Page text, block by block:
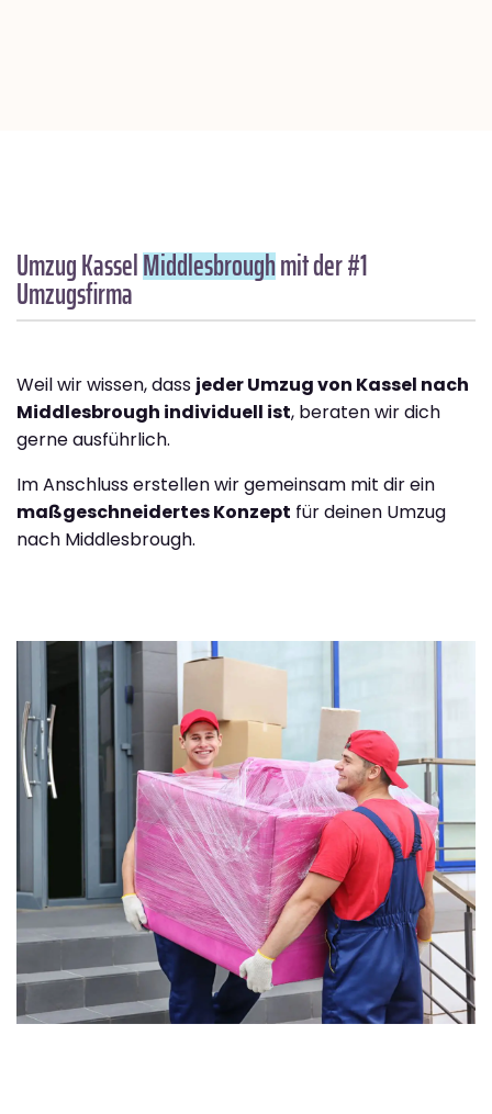
Umzug KasselMiddlesbroughmit der #1
Umzugsfirma
Weil wir wissen, dass jeder Umzug von Kassel nach
Middlesbrough individuell ist, beraten wir dich
gerne ausführlich.
Im Anschluss erstellen wir gemeinsam mit dir ein
maßgeschneidertes Konzept für deinen Umzug
nach Middlesbrough.